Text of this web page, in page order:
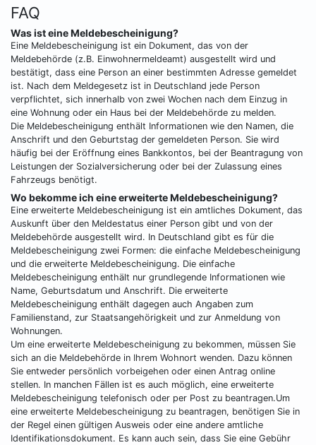
FAQ
Was ist eine Meldebescheinigung?
Eine Meldebescheinigung ist ein Dokument, das von der
Meldebehörde (z.B. Einwohnermeldeamt) ausgestellt wird und
bestätigt, dass eine Person an einer bestimmten Adresse gemeldet
ist. Nach dem Meldegesetz ist in Deutschland jede Person
verpflichtet, sich innerhalb von zwei Wochen nach dem Einzug in
eine Wohnung oder ein Haus bei der Meldebehörde zu melden.
Die Meldebescheinigung enthält Informationen wie den Namen, die
Anschrift und den Geburtstag der gemeldeten Person. Sie wird
häufig bei der Eröffnung eines Bankkontos, bei der Beantragung von
Leistungen der Sozialversicherung oder bei der Zulassung eines
Fahrzeugs benötigt.
Wo bekomme ich eine erweiterte Meldebescheinigung?
Eine erweiterte Meldebescheinigung ist ein amtliches Dokument, das
Auskunft über den Meldestatus einer Person gibt und von der
Meldebehörde ausgestellt wird. In Deutschland gibt es für die
Meldebescheinigung zwei Formen: die einfache Meldebescheinigung
und die erweiterte Meldebescheinigung. Die einfache
Meldebescheinigung enthält nur grundlegende Informationen wie
Name, Geburtsdatum und Anschrift. Die erweiterte
Meldebescheinigung enthält dagegen auch Angaben zum
Familienstand, zur Staatsangehörigkeit und zur Anmeldung von
Wohnungen.
Um eine erweiterte Meldebescheinigung zu bekommen, müssen Sie
sich an die Meldebehörde in Ihrem Wohnort wenden. Dazu können
Sie entweder persönlich vorbeigehen oder einen Antrag online
stellen. In manchen Fällen ist es auch möglich, eine erweiterte
Meldebescheinigung telefonisch oder per Post zu beantragen.Um
eine erweiterte Meldebescheinigung zu beantragen, benötigen Sie in
der Regel einen gültigen Ausweis oder eine andere amtliche
Identifikationsdokument. Es kann auch sein, dass Sie eine Gebühr